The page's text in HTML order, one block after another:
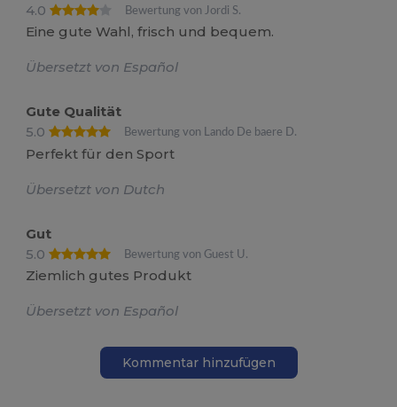
4.0
Bewertung von Jordi S.
Eine gute Wahl, frisch und bequem.
Übersetzt von Español
Gute Qualität
5.0
Bewertung von Lando De baere D.
Perfekt für den Sport
Übersetzt von Dutch
Gut
5.0
Bewertung von Guest U.
Ziemlich gutes Produkt
Übersetzt von Español
Kommentar hinzufügen